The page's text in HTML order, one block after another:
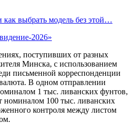
как выбрать модель без этой…
2026»
поступивших от разных
Минска, с использованием
письменной корреспонденции
В одном отправлении
1 тыс. ливанских фунтов,
номиналом 100 тыс. ливанских
контроля между листом